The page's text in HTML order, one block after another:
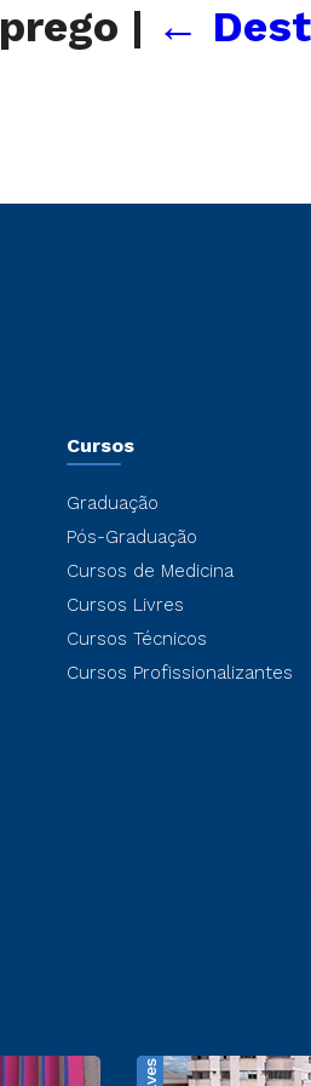
| ←
Cursos
Graduação
Pós-Graduação
Cursos de Medicina
Cursos Livres
Cursos Técnicos
Cursos Profissionalizantes